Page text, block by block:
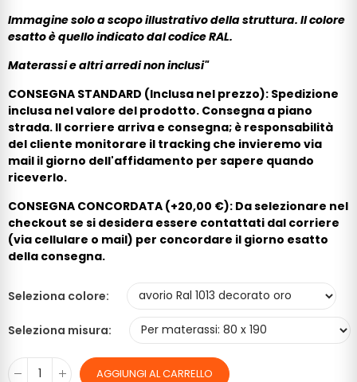
Immagine solo a scopo illustrativo della struttura. Il colore
esatto è quello indicato dal codice RAL.
Materassi e altri arredi non inclusi"
CONSEGNA STANDARD (Inclusa nel prezzo): Spedizione
inclusa nel valore del prodotto. Consegna a piano
strada. Il corriere arriva e consegna; è responsabilità
del cliente monitorare il tracking che invieremo via
mail il giorno dell'affidamento per sapere quando
riceverlo.
CONSEGNA CONCORDATA (+20,00 €): Da selezionare nel
checkout se si desidera essere contattati dal corriere
(via cellulare o mail) per concordare il giorno esatto
della consegna.
Seleziona colore
Seleziona misura
AGGIUNGI AL CARRELLO